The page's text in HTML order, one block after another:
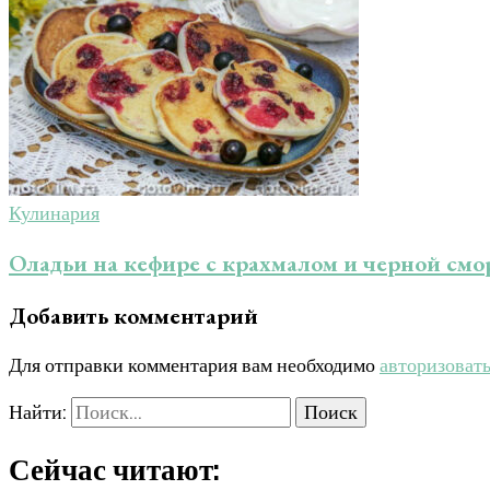
Кулинария
Оладьи на кефире с крахмалом и черной
Добавить комментарий
Для отправки комментария вам необходимо
Найти:
Сейчас читают: